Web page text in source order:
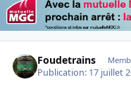
Foudetrains
Publication: 17 juillet